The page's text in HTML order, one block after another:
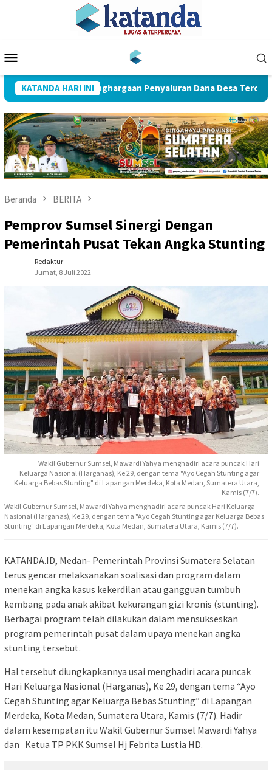
Mobile
KATANDA HARI INI
Muba Raih Penghargaan Penyaluran Dana Desa Tercepat
Beranda BERITA
Pemprov Sumsel Sinergi Dengan
Pemerintah Pusat Tekan Angka Stunting
Redaktur
Jumat, 8 Juli 2022
Wakil Gubernur Sumsel, Mawardi Yahya menghadiri acara puncak Hari
Keluarga Nasional (Harganas), Ke 29, dengan tema "Ayo Cegah Stunting agar
Keluarga Bebas Stunting" di Lapangan Merdeka, Kota Medan, Sumatera Utara,
Kamis (7/7).
Wakil Gubernur Sumsel, Mawardi Yahya menghadiri acara puncak Hari Keluarga
Nasional (Harganas), Ke 29, dengan tema "Ayo Cegah Stunting agar Keluarga Bebas
Stunting" di Lapangan Merdeka, Kota Medan, Sumatera Utara, Kamis (7/7).
KATANDA.ID, Medan- Pemerintah Provinsi Sumatera Selatan
terus gencar melaksanakan soalisasi dan program dalam
menekan angka kasus kekerdilan atau gangguan tumbuh
kembang pada anak akibat kekurangan gizi kronis (stunting).
Berbagai program telah dilakukan dalam mensukseskan
program pemerintah pusat dalam upaya menekan angka
stunting tersebut.
Hal tersebut diungkapkannya usai menghadiri acara puncak
Hari Keluarga Nasional (Harganas), Ke 29, dengan tema “Ayo
Cegah Stunting agar Keluarga Bebas Stunting” di Lapangan
Merdeka, Kota Medan, Sumatera Utara, Kamis (7/7). Hadir
dalam kesempatan itu Wakil Gubernur Sumsel Mawardi Yahya
dan Ketua TP PKK Sumsel Hj Febrita Lustia HD.